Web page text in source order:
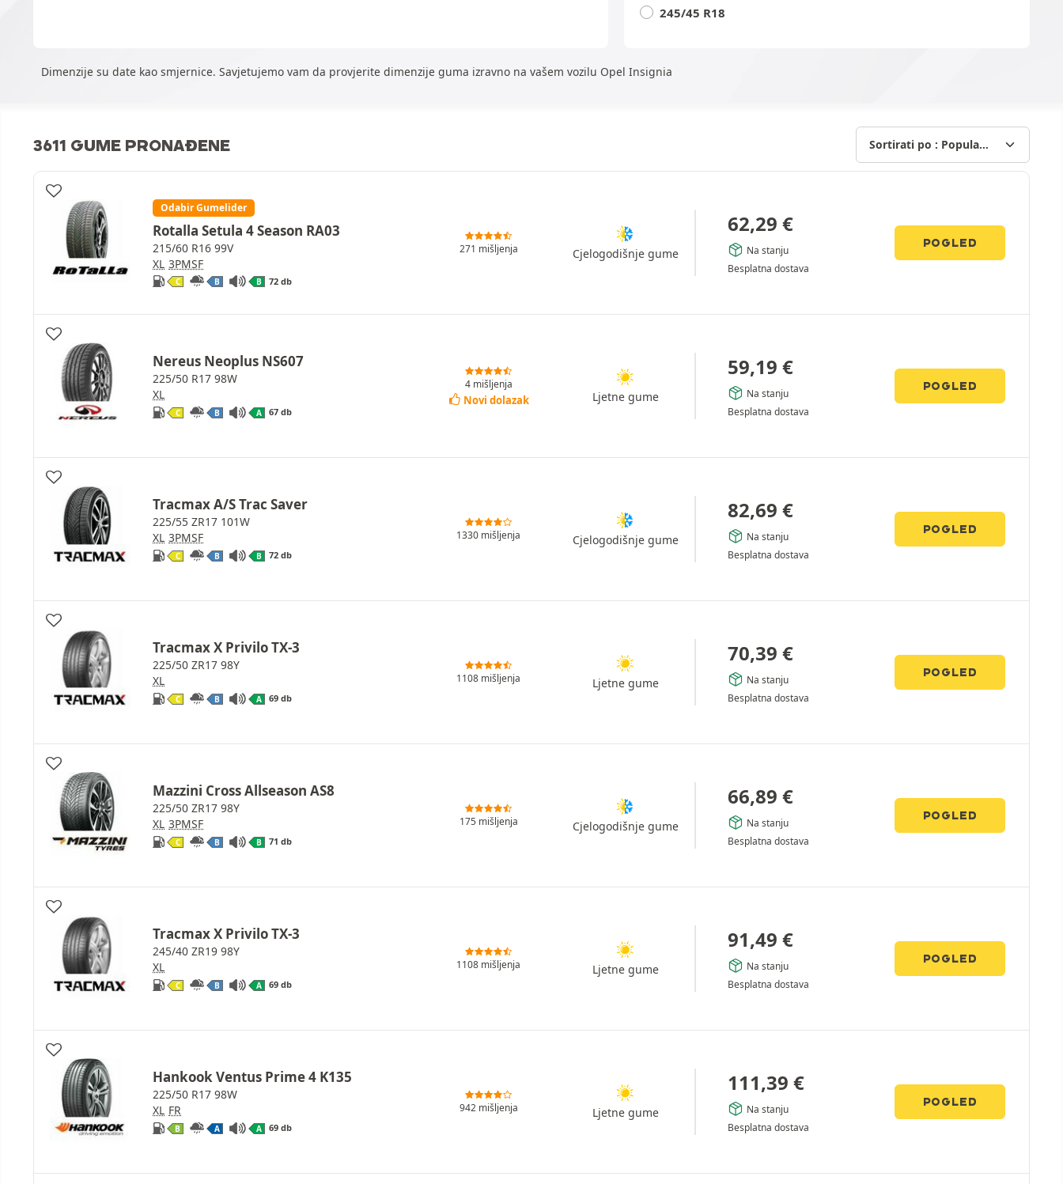
245/45 R18
Dimenzije su date kao smjernice. Savjetujemo vam da provjerite dimenzije guma izravno na vašem vozilu Opel Insignia
3611 GUME PRONAĐENE
Odabir Gumelider
Rotalla Setula 4 Season RA03
215/60 R16 99V
XL 3PMSF
C B B 72 db
271 mišljenja Cjelogodišnje gume
62,29 €
Na stanju
Besplatna dostava
POGLED
Nereus Neoplus NS607
225/50 R17 98W
XL
C B A 67 db
4 mišljenja
Novi dolazak Ljetne gume
59,19 €
Na stanju
Besplatna dostava
POGLED
Tracmax A/S Trac Saver
225/55 ZR17 101W
XL 3PMSF
C B B 72 db
1330 mišljenja Cjelogodišnje gume
82,69 €
Na stanju
Besplatna dostava
POGLED
Tracmax X Privilo TX-3
225/50 ZR17 98Y
XL
C B A 69 db
1108 mišljenja Ljetne gume
70,39 €
Na stanju
Besplatna dostava
POGLED
Mazzini Cross Allseason AS8
225/50 ZR17 98Y
XL 3PMSF
C B B 71 db
175 mišljenja Cjelogodišnje gume
66,89 €
Na stanju
Besplatna dostava
POGLED
Tracmax X Privilo TX-3
245/40 ZR19 98Y
XL
C B A 69 db
1108 mišljenja Ljetne gume
91,49 €
Na stanju
Besplatna dostava
POGLED
Hankook Ventus Prime 4 K135
225/50 R17 98W
XL FR
B A A 69 db
942 mišljenja Ljetne gume
111,39 €
Na stanju
Besplatna dostava
POGLED